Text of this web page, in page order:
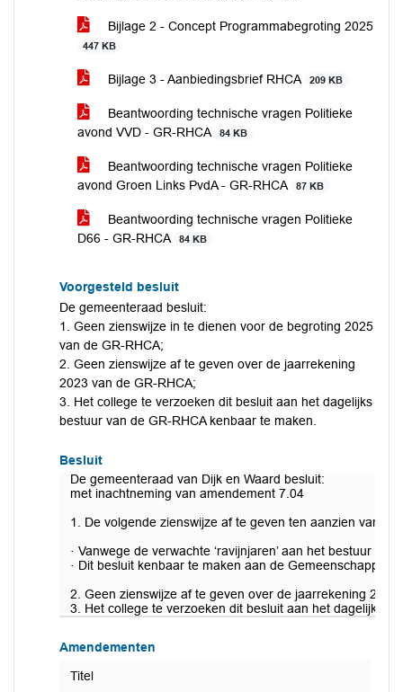
Bijlage 2 - Concept Programmabegroting 2025
447 KB
Bijlage 3 - Aanbiedingsbrief RHCA 209 KB
Beantwoording technische vragen Politieke
avond VVD - GR-RHCA
84 KB
Beantwoording technische vragen Politieke
avond Groen Links PvdA - GR-RHCA
87 KB
Beantwoording technische vragen Politieke
D66 - GR-RHCA
84 KB
Voorgesteld besluit
De gemeenteraad besluit:
1. Geen zienswijze in te dienen voor de begroting 2025
van de GR-RHCA;
2. Geen zienswijze af te geven over de jaarrekening
2023 van de GR-RHCA;
3. Het college te verzoeken dit besluit aan het dagelijks
bestuur van de GR-RHCA kenbaar te maken.
Besluit
De gemeenteraad van Dijk en Waard besluit:
met inachtneming van amendement 7.04
1. De volgende zienswijze af te geven ten aanzien van
· Vanwege de verwachte ‘ravijnjaren’ aan het bestuur
· Dit besluit kenbaar te maken aan de
2. Geen zienswijze af te geven over de jaarrekening 2023
3. Het college te verzoeken dit besluit aan het dagelijks
Amendementen
Titel